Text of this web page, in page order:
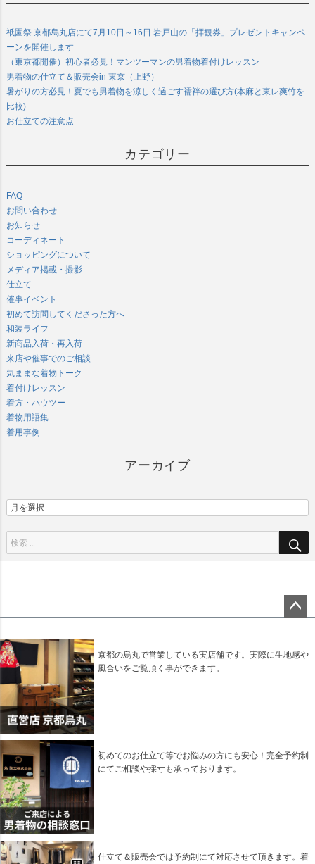
祇園祭 京都烏丸店にて7月10日～16日 岩戸山の「拝観券」プレゼントキャンペ
ーンを開催します
（東京都開催）初心者必見！マンツーマンの男着物着付けレッスン
男着物の仕立て＆販売会in 東京（上野）
暑がりの方必見！夏でも男着物を涼しく過ごす襦袢の選び方(本麻と東レ爽竹を
比較)
お仕立ての注意点
カテゴリー
FAQ
お問い合わせ
お知らせ
コーディネート
ショッピングについて
メディア掲載・撮影
仕立て
催事イベント
初めて訪問してくださった方へ
和装ライフ
新商品入荷・再入荷
来店や催事でのご相談
気ままな着物トーク
着付けレッスン
着方・ハウツー
着物用語集
着用事例
アーカイブ
ップ
京都の烏丸で営業している実店舗です。実際に生地感や
風合いをご覧頂く事ができます。
初めてのお仕立て等でお悩みの方にも安心！完全予約制
にてご相談や採寸も承っております。
仕立て＆販売会では予約制にて対応させて頂きます。着